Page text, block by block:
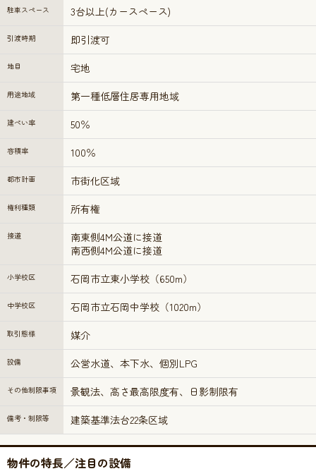
駐車スペース 3台以上(カースペース)
引渡時期 即引渡可
地目 宅地
用途地域 第一種低層住居専用地域
建ぺい率 50％
容積率 100％
都市計画 市街化区域
権利種類 所有権
接道
南東側4M公道に接道
南西側4M公道に接道
小学校区 石岡市立東小学校（650m）
中学校区 石岡市立石岡中学校（1020m）
取引態様 媒介
設備 公営水道、本下水、個別LPG
その他制限事項 景観法、高さ最高限度有、日影制限有
備考・制限等 建築基準法台22条区域
物件の特長／注目の設備